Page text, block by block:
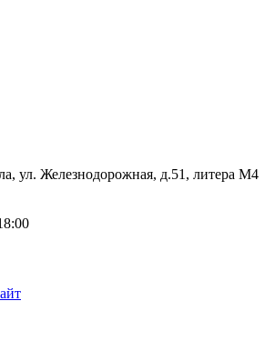
ул. Железнодорожная, д.51, литера М4